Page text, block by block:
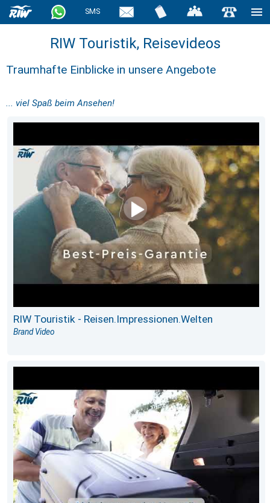
SMS
RIW Touristik, Reisevideos
Traumhafte Einblicke in unsere Angebote
... viel Spaß beim Ansehen!
RIW Touristik - Reisen.Impressionen.Welten
Brand Video